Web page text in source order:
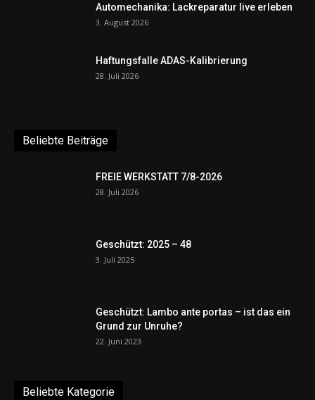
Automechanika: Lackreparatur live erleben
3. August 2026
Haftungsfalle ADAS-Kalibrierung
28. Juli 2026
Beliebte Beiträge
FREIE WERKSTATT 7/8-2026
28. Juli 2026
Geschützt: 2025 – 48
3. Juli 2025
Geschützt: Lambo ante portas – ist das ein
Grund zur Unruhe?
22. Juni 2023
Beliebte Kategorie